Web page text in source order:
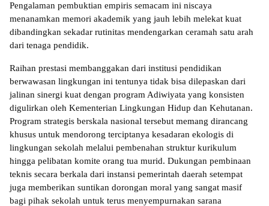
Pengalaman pembuktian empiris semacam ini niscaya
menanamkan memori akademik yang jauh lebih melekat kuat
dibandingkan sekadar rutinitas mendengarkan ceramah satu arah
dari tenaga pendidik.
Raihan prestasi membanggakan dari institusi pendidikan
berwawasan lingkungan ini tentunya tidak bisa dilepaskan dari
jalinan sinergi kuat dengan program Adiwiyata yang konsisten
digulirkan oleh Kementerian Lingkungan Hidup dan Kehutanan.
Program strategis berskala nasional tersebut memang dirancang
khusus untuk mendorong terciptanya kesadaran ekologis di
lingkungan sekolah melalui pembenahan struktur kurikulum
hingga pelibatan komite orang tua murid. Dukungan pembinaan
teknis secara berkala dari instansi pemerintah daerah setempat
juga memberikan suntikan dorongan moral yang sangat masif
bagi pihak sekolah untuk terus menyempurnakan sarana